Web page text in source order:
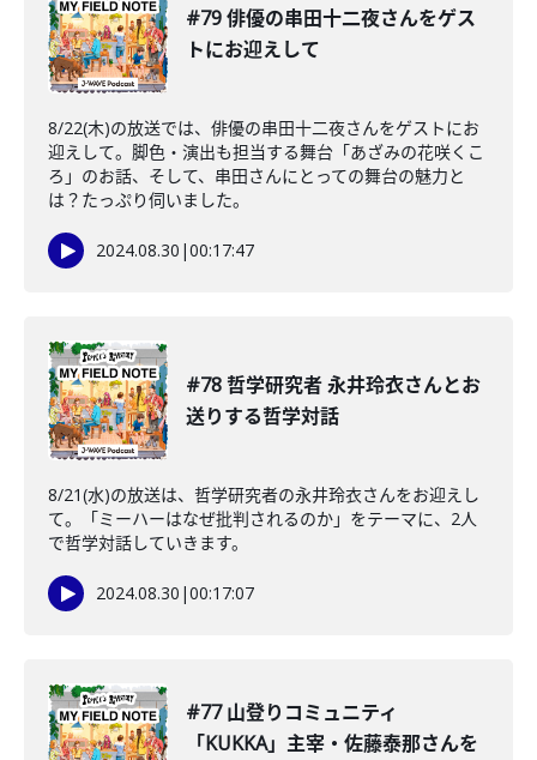
#79 俳優の串田十二夜さんをゲス
トにお迎えして
8/22(木)の放送では、俳優の串田十二夜さんをゲストにお
迎えして。脚色・演出も担当する舞台「あざみの花咲くこ
ろ」のお話、そして、串田さんにとっての舞台の魅力と
は？たっぷり伺いました。
2024.08.30 |00:17:47
#78 哲学研究者 永井玲衣さんとお
送りする哲学対話
8/21(水)の放送は、哲学研究者の永井玲衣さんをお迎えし
て。「ミーハーはなぜ批判されるのか」をテーマに、2人
で哲学対話していきます。
2024.08.30 |00:17:07
#77 山登りコミュニティ
「KUKKA」主宰・佐藤泰那さんを